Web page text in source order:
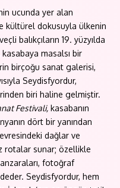
ucunda yer alan
kültürel dokusuyla ülkenin
balıkçıların 19. yüzyılda
masalsı bir
birçoğu sanat galerisi,
Seydisfyordur,
biri haline gelmiştir.
Festivali, kasabanın
dört bir yanından
dağlar ve
rotalar sunar; özellikle
fotoğraf
Seydisfyordur, hem